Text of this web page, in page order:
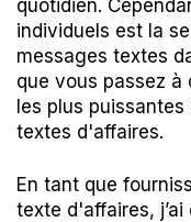
quotidien.
individuels est la
messages textes
que vous passez
les plus
textes d'affaires.
En tant que
texte d'affaires,